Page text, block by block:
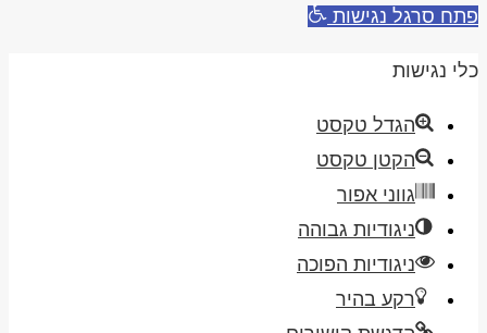
פתח סרגל נגישות
כלי נגישות
הגדל טקסט
הקטן טקסט
גווני אפור
ניגודיות גבוהה
ניגודיות הפוכה
רקע בהיר